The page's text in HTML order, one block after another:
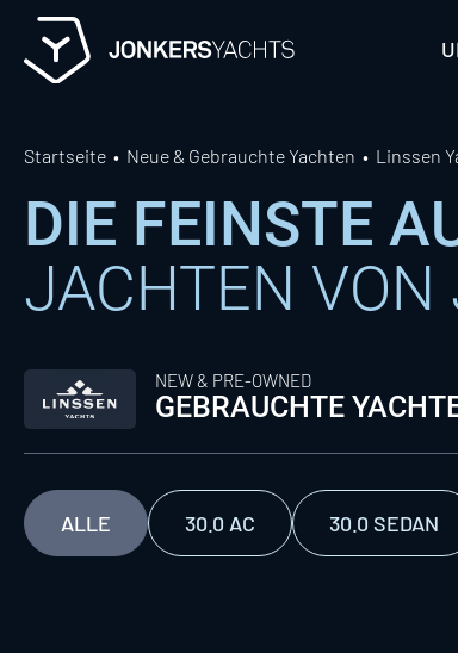
content
Startseite Neue & Gebrauchte Yachten Linssen
DIE FEINSTE
JACHTEN VON
NEW & PRE-OWNED
GEBRAUCHTE
ALLE 30.0 AC 30.0 SEDAN